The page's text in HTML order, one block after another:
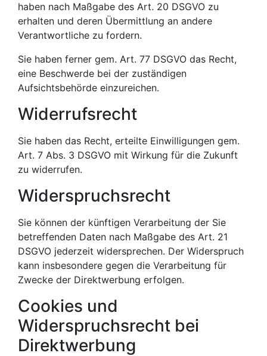
haben nach Maßgabe des Art. 20 DSGVO zu
erhalten und deren Übermittlung an andere
Verantwortliche zu fordern.
Sie haben ferner gem. Art. 77 DSGVO das Recht,
eine Beschwerde bei der zuständigen
Aufsichtsbehörde einzureichen.
Widerrufsrecht
Sie haben das Recht, erteilte Einwilligungen gem.
Art. 7 Abs. 3 DSGVO mit Wirkung für die Zukunft
zu widerrufen.
Widerspruchsrecht
Sie können der künftigen Verarbeitung der Sie
betreffenden Daten nach Maßgabe des Art. 21
DSGVO jederzeit widersprechen. Der Widerspruch
kann insbesondere gegen die Verarbeitung für
Zwecke der Direktwerbung erfolgen.
Cookies und
Widerspruchsrecht bei
Direktwerbung